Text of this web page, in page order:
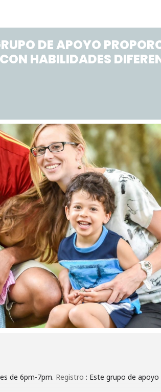
DE APOYO
HABILIDADES
de 6pm-7pm. Registro : Este grupo de